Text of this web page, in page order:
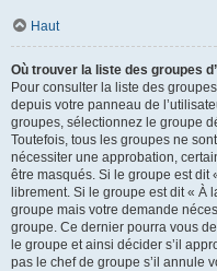
Haut
Où trouver la liste des groupes
Pour consulter la liste des
depuis votre panneau de
groupes, sélectionnez le groupe
Toutefois, tous les groupes ne
nécessiter une approbation,
être masqués. Si le groupe est dit
librement. Si le groupe est dit « À
groupe mais votre demande
groupe. Ce dernier pourra vous
le groupe et ainsi décider s’il
pas le chef de groupe s’il annule